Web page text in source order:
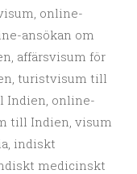
online-
ansökan om
affärsvisum för
turistvisum till
Indien, online-
till Indien, visum
indiskt
medicinskt